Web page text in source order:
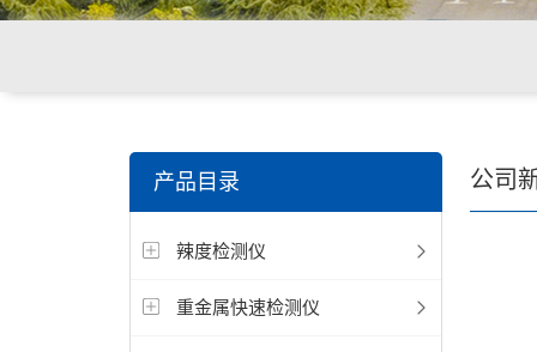
产品目录
辣度检测仪
重金属快速检测仪
公司